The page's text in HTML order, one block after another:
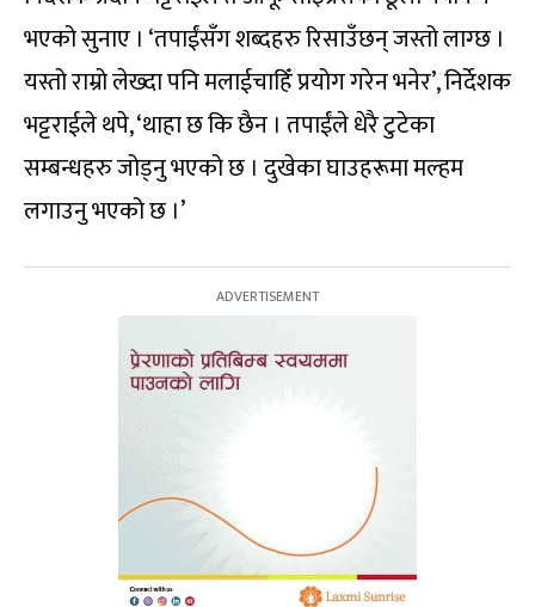
भएको सुनाए । ‘तपाईंसँग शब्दहरु रिसाउँछन् जस्तो लाग्छ ।
यस्तो राम्रो लेख्दा पनि मलाईचाहिँ प्रयोग गरेन भनेर’, निर्देशक
भट्टराईले थपे, ‘थाहा छ कि छैन । तपाईंले धेरै टुटेका
सम्बन्धहरु जोड्नु भएको छ । दुखेका घाउहरूमा मल्हम
लगाउनु भएको छ ।’